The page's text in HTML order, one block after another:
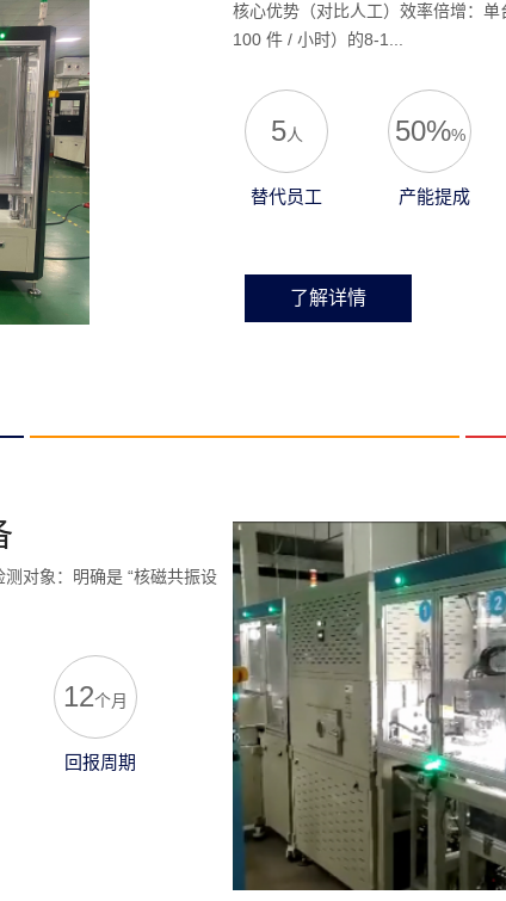
核心优势（对比人工）效率倍增：
100 件 / 小时）的8-1...
5人
替代员工
50%%
产能提成
了解详情
对象：明确是 “核磁共振设
12个月
回报周期